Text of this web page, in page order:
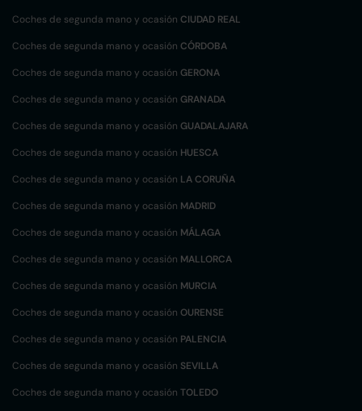
Coches de segunda mano y ocasión CIUDAD REAL
Coches de segunda mano y ocasión CÓRDOBA
Coches de segunda mano y ocasión GERONA
Coches de segunda mano y ocasión GRANADA
Coches de segunda mano y ocasión GUADALAJARA
Coches de segunda mano y ocasión HUESCA
Coches de segunda mano y ocasión LA CORUÑA
Coches de segunda mano y ocasión MADRID
Coches de segunda mano y ocasión MÁLAGA
Coches de segunda mano y ocasión MALLORCA
Coches de segunda mano y ocasión MURCIA
Coches de segunda mano y ocasión OURENSE
Coches de segunda mano y ocasión PALENCIA
Coches de segunda mano y ocasión SEVILLA
Coches de segunda mano y ocasión TOLEDO